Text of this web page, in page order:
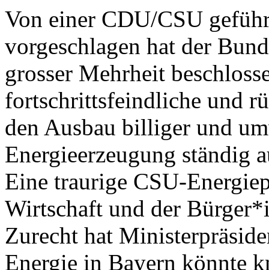
Von einer CDU/CSU
vorgeschlagen hat der
grosser Mehrheit
fortschrittsfeindliche und
den Ausbau billiger und
Energieerzeugung ständig
Eine traurige CSU-
Wirtschaft und der
Zurecht hat
Energie in Bayern könnte